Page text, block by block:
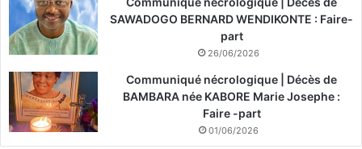
SAWADOGO BERNARD WENDIKONTE : Faire-
part
26/06/2026
Communiqué nécrologique | Décès de
BAMBARA née KABORE Marie Josephe :
Faire -part
01/06/2026